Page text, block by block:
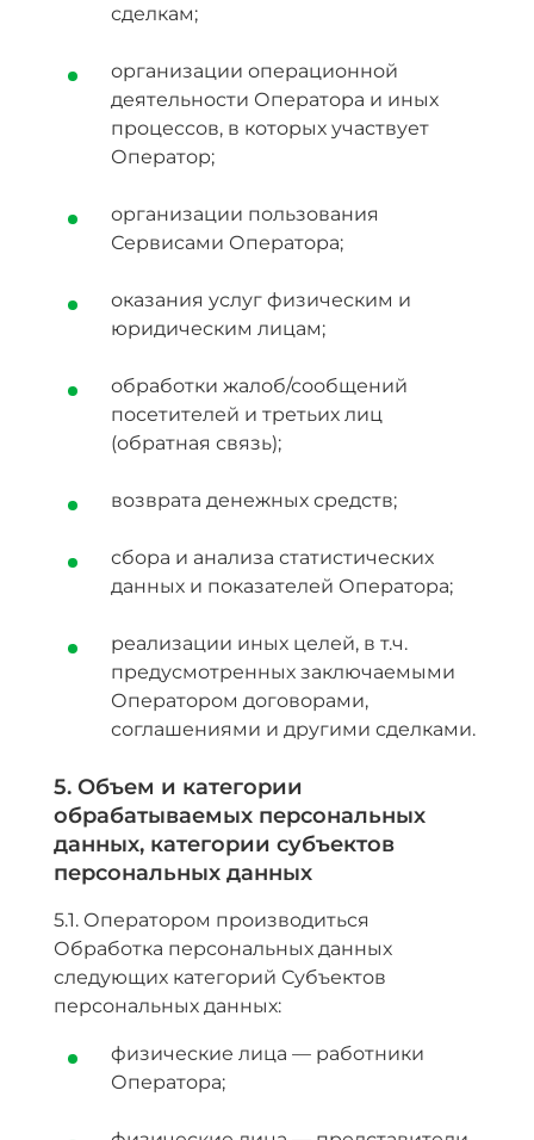
сделкам;
организации операционной
деятельности Оператора и иных
процессов, в которых участвует
Оператор;
организации пользования
Сервисами Оператора;
оказания услуг физическим и
юридическим лицам;
обработки жалоб/сообщений
посетителей и третьих лиц
(обратная связь);
возврата денежных средств;
сбора и анализа статистических
данных и показателей Оператора;
реализации иных целей, в т.ч.
предусмотренных заключаемыми
Оператором договорами,
соглашениями и другими сделками.
5. Объем и категории
обрабатываемых персональных
данных, категории субъектов
персональных данных
5.1. Оператором производиться
Обработка персональных данных
следующих категорий Субъектов
персональных данных:
физические лица — работники
Оператора;